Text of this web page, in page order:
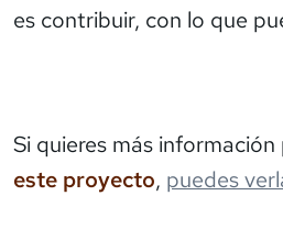
es contribuir, con lo que
Si quieres más información
este proyecto, puedes